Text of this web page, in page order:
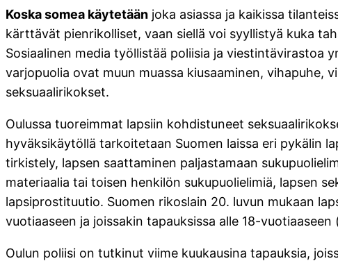
Koska somea käytetään joka asiassa ja kaikissa
kärttävät pienrikolliset, vaan siellä voi syyllistyä kuka
Sosiaalinen media työllistää poliisia ja viestintävirastoa
varjopuolia ovat muun muassa kiusaaminen,
seksuaalirikokset.
Oulussa tuoreimmat lapsiin kohdistuneet
hyväksikäytöllä tarkoitetaan Suomen laissa eri pykälin
tirkistely, lapsen saattaminen paljastamaan
materiaalia tai toisen henkilön sukupuolielimiä, lapsen
lapsiprostituutio. Suomen rikoslain 20. luvun mukaan
vuotiaaseen ja joissakin tapauksissa alle 18-
Oulun poliisi on tutkinut viime kuukausina tapauksia,